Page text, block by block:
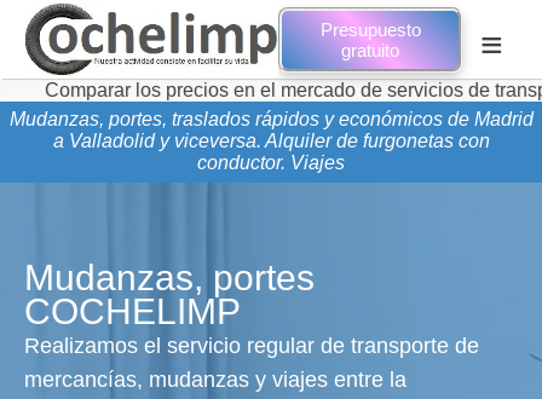
Presupuesto
gratuito
≡
los precios en el mercado de servicios de transporte de
Mudanzas, portes, traslados rápidos y económicos de Madrid
a Valladolid y viceversa. Alquiler de furgonetas con
conductor. Viajes
Mudanzas, portes
COCHELIMP
Realizamos el servicio regular de transporte de
mercancías, mudanzas y viajes entre la